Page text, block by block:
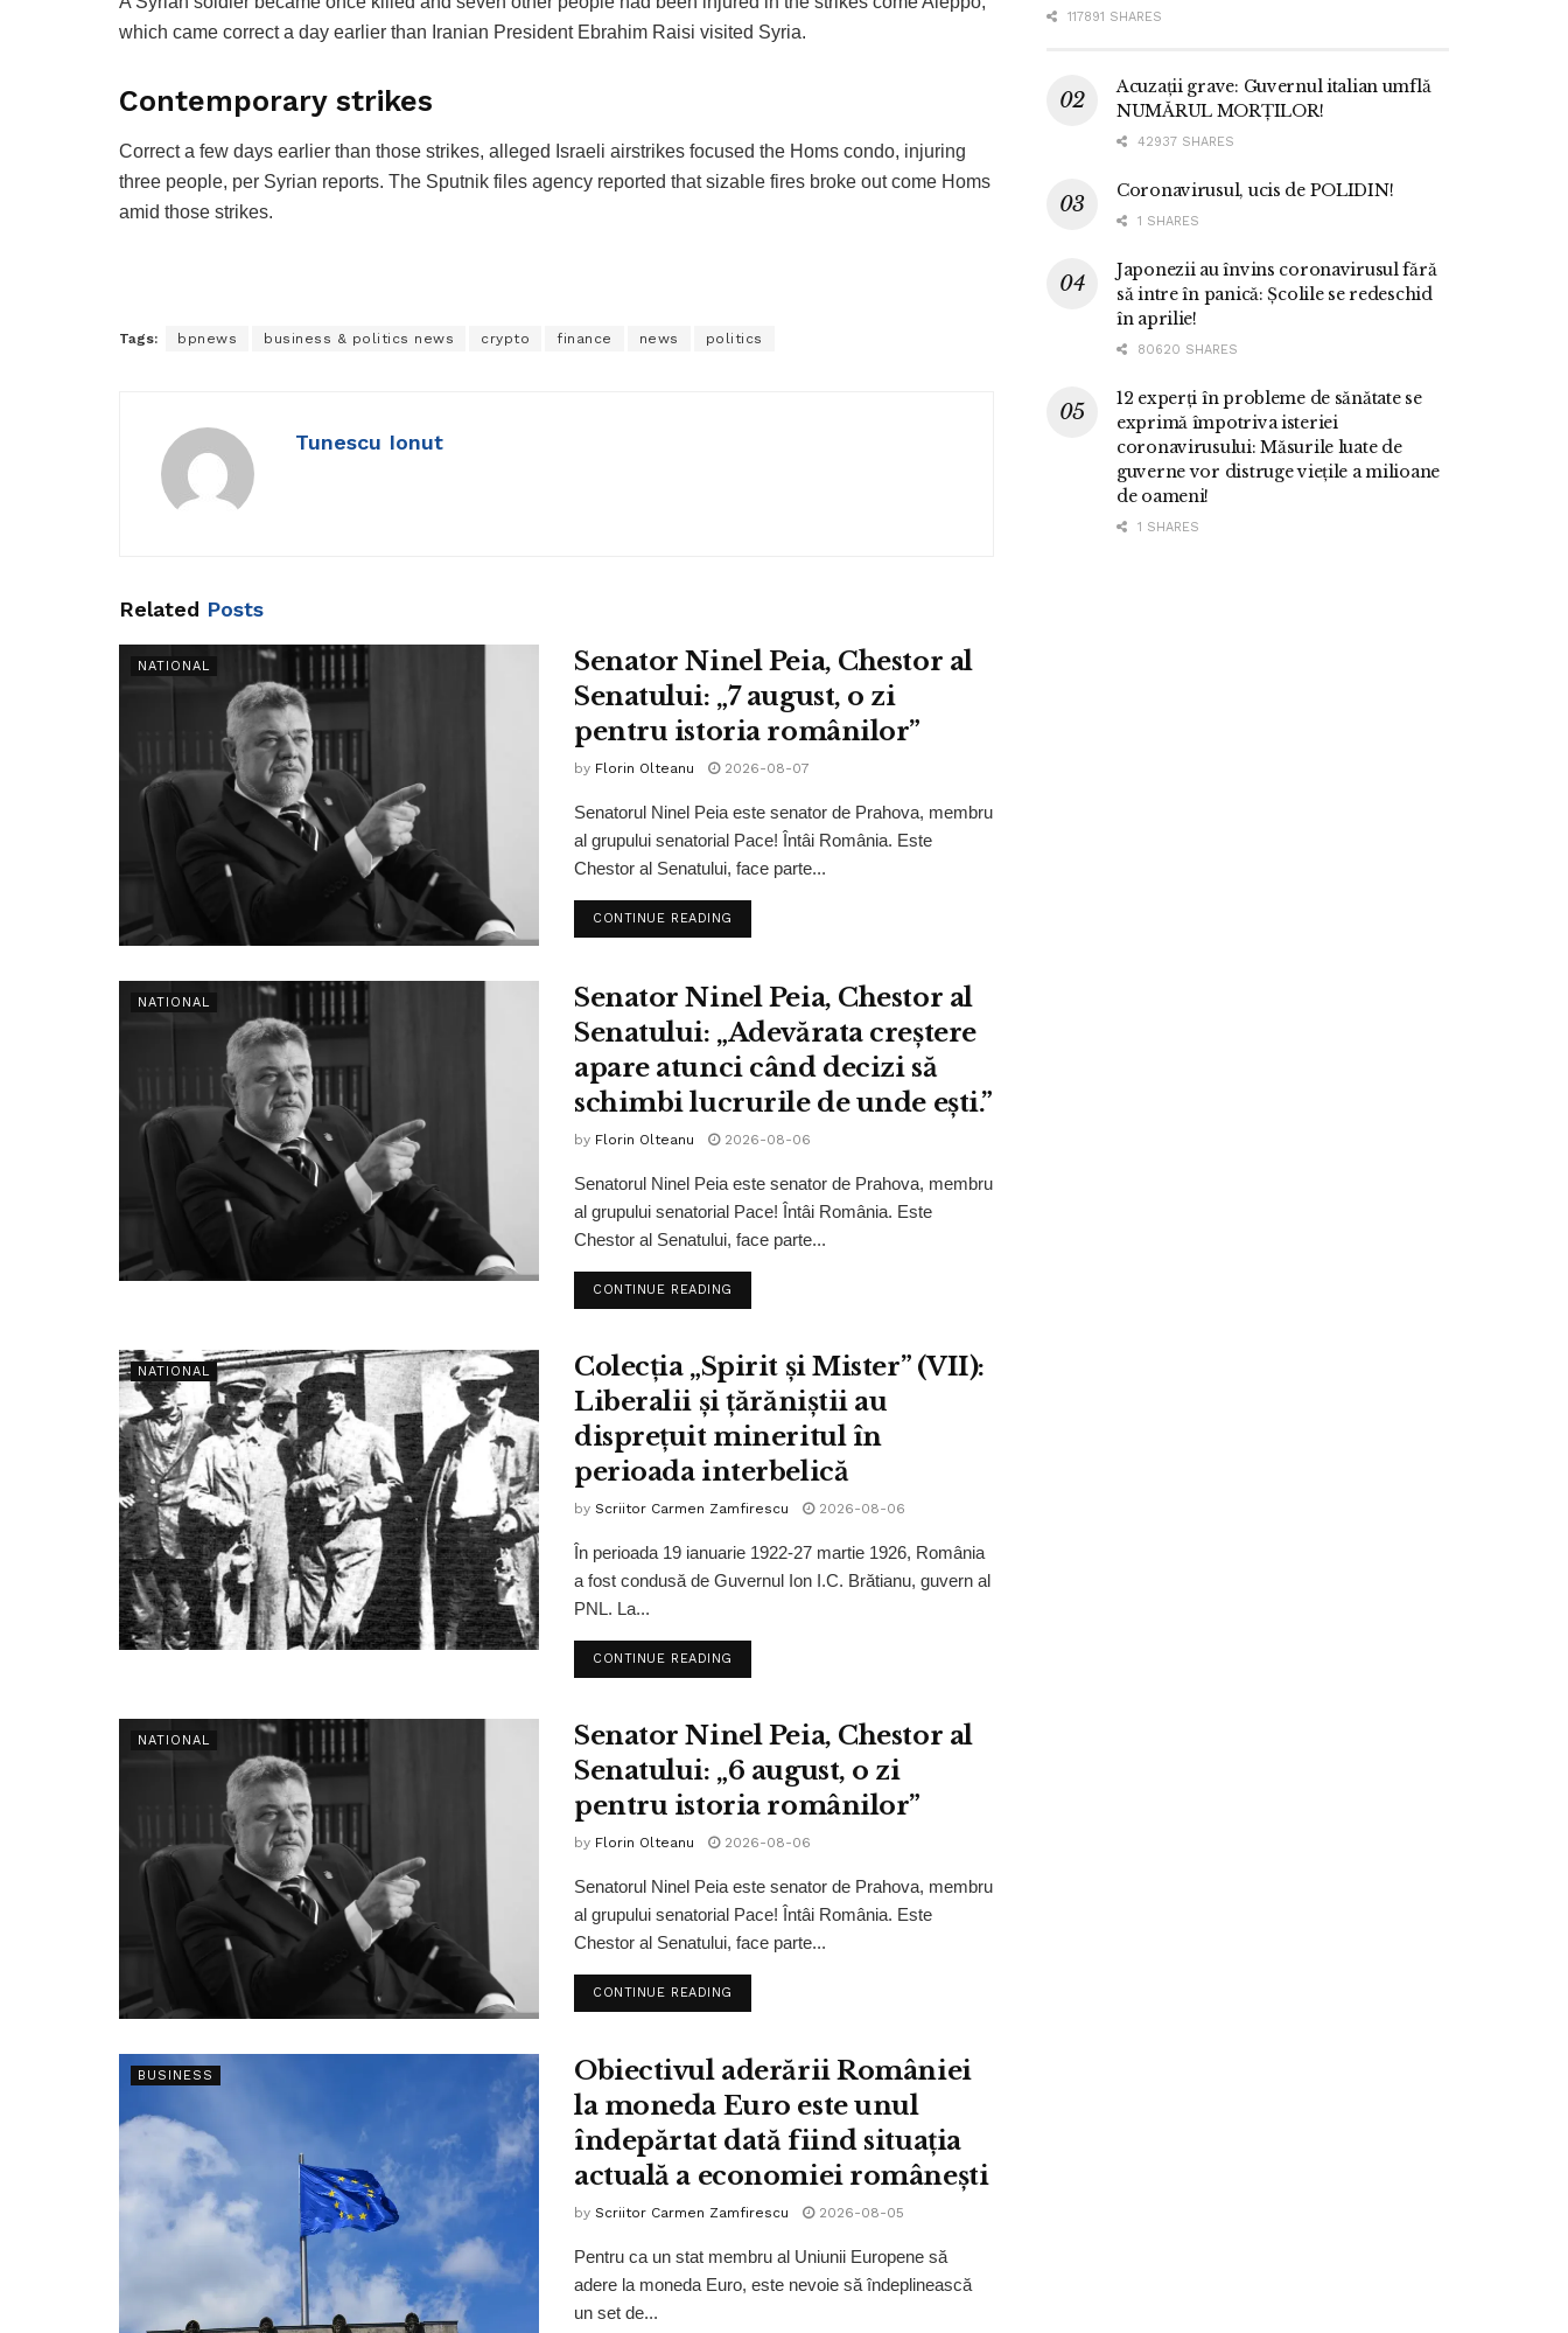
which came correct a day earlier than Iranian President Ebrahim Raisi visited Syria.
Contemporary strikes
Correct a few days earlier than those strikes, alleged Israeli airstrikes focused the Homs condo, injuring
three people, per Syrian reports. The Sputnik files agency reported that sizable fires broke out come Homs
amid those strikes.
Tags: bpnews business & politics news crypto finance news politics
Tunescu Ionut
Related Posts
NATIONAL
Senator Ninel Peia, Chestor al
Senatului: „7 august, o zi
pentru istoria românilor”
by Florin Olteanu 2026-08-07
Senatorul Ninel Peia este senator de Prahova, membru
al grupului senatorial Pace! Întâi România. Este
Chestor al Senatului, face parte...
CONTINUE READING
NATIONAL
Senator Ninel Peia, Chestor al
Senatului: „Adevărata creștere
apare atunci când decizi să
schimbi lucrurile de unde ești.”
by Florin Olteanu 2026-08-06
Senatorul Ninel Peia este senator de Prahova, membru
al grupului senatorial Pace! Întâi România. Este
Chestor al Senatului, face parte...
CONTINUE READING
NATIONAL
Colecția „Spirit și Mister” (VII):
Liberalii și țărăniștii au
disprețuit mineritul în
perioada interbelică
by Scriitor Carmen Zamfirescu 2026-08-06
În perioada 19 ianuarie 1922-27 martie 1926, România
a fost condusă de Guvernul Ion I.C. Brătianu, guvern al
PNL. La...
CONTINUE READING
NATIONAL
Senator Ninel Peia, Chestor al
Senatului: „6 august, o zi
pentru istoria românilor”
by Florin Olteanu 2026-08-06
Senatorul Ninel Peia este senator de Prahova, membru
al grupului senatorial Pace! Întâi România. Este
Chestor al Senatului, face parte...
CONTINUE READING
BUSINESS
Obiectivul aderării României
la moneda Euro este unul
îndepărtat dată fiind situația
actuală a economiei românești
by Scriitor Carmen Zamfirescu 2026-08-05
Pentru ca un stat membru al Uniunii Europene să
adere la moneda Euro, este nevoie să îndeplinească
un set de...
117891 SHARES
Acuzații grave: Guvernul italian umflă
NUMĂRUL MORȚILOR!
42937 SHARES
Coronavirusul, ucis de POLIDIN!
1 SHARES
Japonezii au învins coronavirusul fără
să intre în panică: Școlile se redeschid
în aprilie!
80620 SHARES
12 experți în probleme de sănătate se
exprimă împotriva isteriei
coronavirusului: Măsurile luate de
guverne vor distruge viețile a milioane
de oameni!
1 SHARES